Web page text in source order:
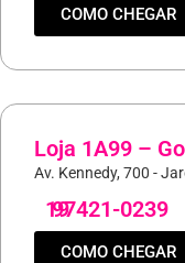
COMO CHEGAR
Loja 1A99 –
Av. Kennedy, 700 -
19
97421-0239
COMO CHEGAR